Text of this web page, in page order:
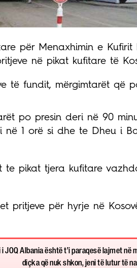
për Menaxhimin e
në pikat kufitare të
të fundit, mërgimtarët që
po presin deri në 90
në 1 orë si dhe te Dheu i
te pikat tjera kufitare
pritjeve për hyrje në
JOQ Albania është t’i paraqesë lajmet në
diçka që nuk shkon, jeni të lutur të